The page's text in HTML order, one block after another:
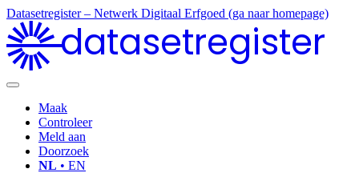
Datasetregister – Netwerk Digitaal Erfgoed (ga naar homepage)
datasetregister
Maak
Controleer
Meld aan
Doorzoek
NL • EN